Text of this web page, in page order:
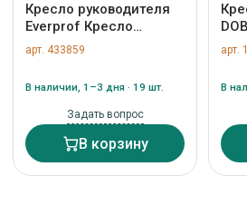
Кресло руководителя
Everprof Кресло
Everprof Kron (Крон) M
Экокожа Бежевый арт.
арт. 433859
В наличии, 1–3 дня · 19 шт.
Задать вопрос
В корзину
арт.
В